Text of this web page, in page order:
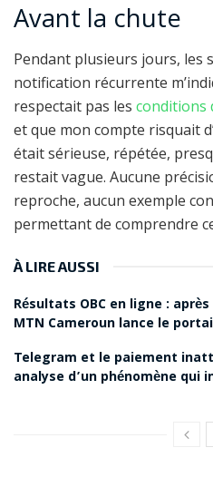
Avant la chute
Pendant plusieurs jours, les
notification récurrente
respectait pas les conditions
et que mon compte risquait
était sérieuse, répétée,
restait vague. Aucune
reproche, aucun exemple
permettant de comprendre
À LIRE AUSSI
Résultats OBC en ligne :
MTN Cameroun lance le
Telegram et le paiement
analyse d’un phénomène